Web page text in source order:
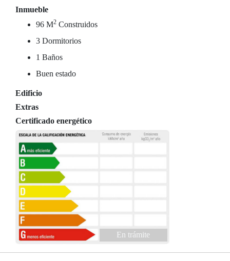
Inmueble
96 M2 Construidos
3 Dormitorios
1 Baños
Buen estado
Edificio
Extras
Certificado energético
En trámite